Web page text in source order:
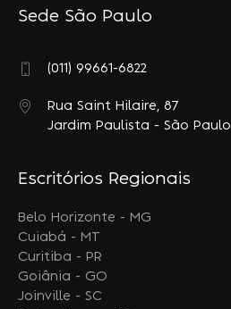
Sede São Paulo
(011) 99661-6822
Rua Saint Hilaire, 87
Jardim Paulista - São Paulo
Escritórios Regionais
Belo Horizonte - MG
Cuiabá - MT
Curitiba - PR
Goiânia - GO
Joinville - SC